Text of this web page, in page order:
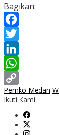
Bagikan:
Facebook
Twitter
LinkedIn
WhatsApp
Copy
Pemko Medan
Ikuti Kami